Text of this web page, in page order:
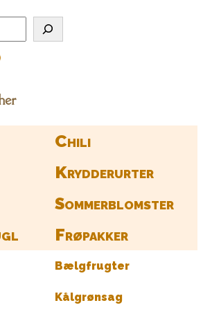
Chili
Krydderurter
Sommerblomster
Frøpakker
Bælgfrugter
Kålgrønsag